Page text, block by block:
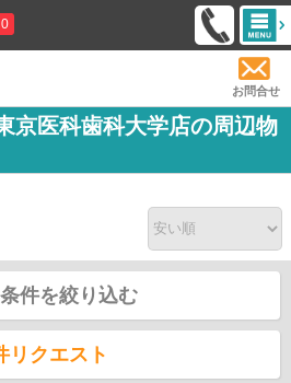
0
お問合せ
京医科歯科大学店の周辺物
件を絞り込む
リクエスト